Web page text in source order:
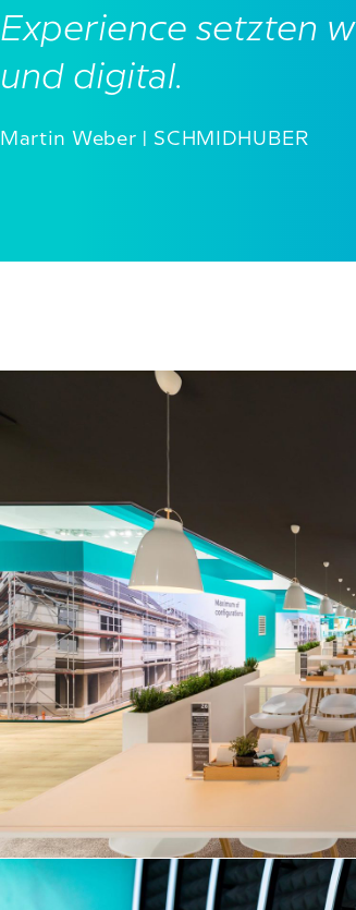
Experience setzten
und digital.
Martin Weber | SCHMIDHUBER